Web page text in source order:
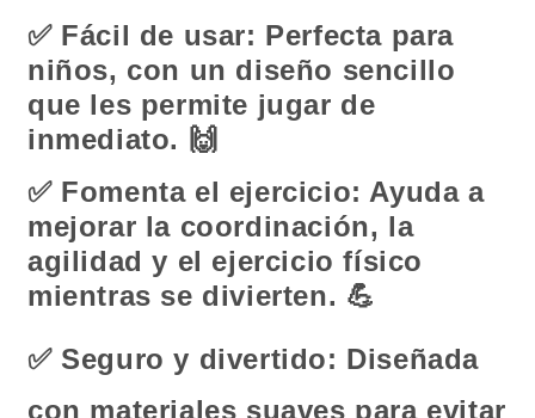
✅ Fácil de usar: Perfecta para
niños, con un diseño sencillo
que les permite jugar de
inmediato. 🙌
✅Fomenta el ejercicio: Ayuda a
mejorar la coordinación, la
agilidad y el ejercicio físico
mientras se divierten. 💪
✅Seguro y divertido: Diseñada
con materiales suaves para evitar